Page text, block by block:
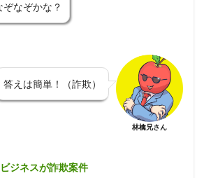
ぞなぞかな？
答えは簡単！（詐欺）
林檎兄さん
ジネスが詐欺案件